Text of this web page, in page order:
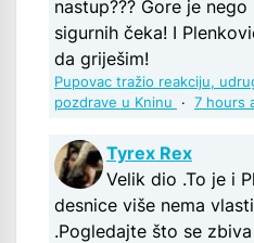
nastup??? Gore je
sigurnih čeka! I
da griješim!
Pupovac tražio reakciju,
pozdrave u Kninu
· 7 hours
Tyrex Rex
Velik dio .To je i
desnice više nema
.Pogledajte što se